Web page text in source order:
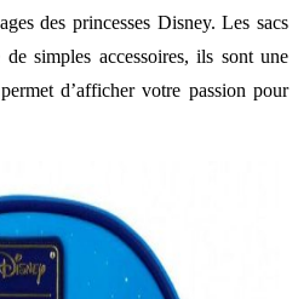
des princesses Disney. Les sacs
simples accessoires, ils sont une
d’afficher votre passion pour